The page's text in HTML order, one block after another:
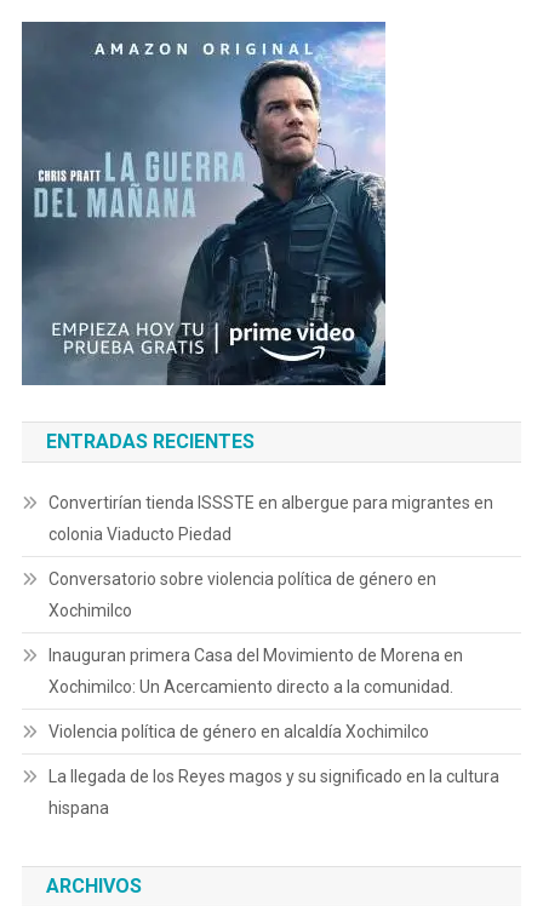
ENTRADAS RECIENTES
Convertirían tienda ISSSTE en albergue para migrantes en
colonia Viaducto Piedad
Conversatorio sobre violencia política de género en
Xochimilco
Inauguran primera Casa del Movimiento de Morena en
Xochimilco: Un Acercamiento directo a la comunidad.
Violencia política de género en alcaldía Xochimilco
La llegada de los Reyes magos y su significado en la cultura
hispana
ARCHIVOS